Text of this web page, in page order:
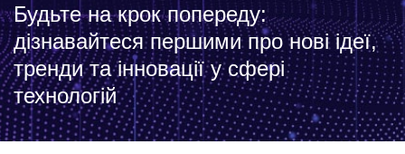
Будьте на крок попереду:
дізнавайтеся першими про нові ідеї,
тренди та інновації у сфері
технологій